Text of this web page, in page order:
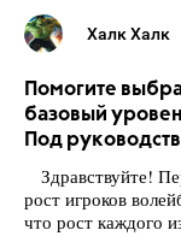
Халк Халк
Помогите
базовый
Под
Здравствуйте!
рост игроков
что рост каждого